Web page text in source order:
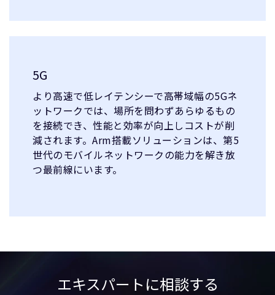
5G
より高速で低レイテンシーで高帯域幅の5Gネ
ットワークでは、場所を問わずあらゆるもの
を接続でき、性能と効率が向上しコストが削
減されます。Arm搭載ソリューションは、第5
世代のモバイルネットワークの能力を解き放
つ最前線にいます。
エキスパートに相談する